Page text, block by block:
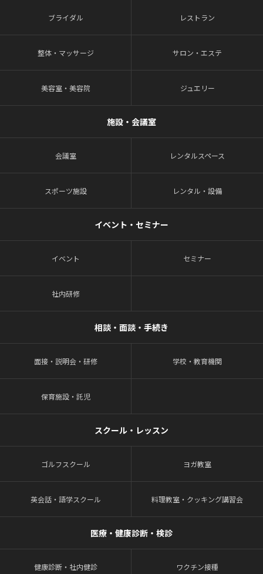
ブライダル レストラン
整体・マッサージ サロン・エステ
美容室・美容院 ジュエリー
施設・会議室
会議室 レンタルスペース
スポーツ施設 レンタル・設備
イベント・セミナー
イベント セミナー
社内研修
相談・面談・手続き
面接・説明会・研修 学校・教育機関
保育施設・託児
スクール・レッスン
ゴルフスクール ヨガ教室
英会話・語学スクール 料理教室・クッキング講習会
医療・健康診断・検診
健康診断・社内健診 ワクチン接種